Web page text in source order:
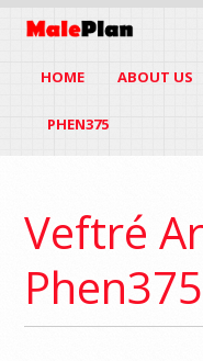
HOME ABOUT US
PHEN375
Veftré
Phen375